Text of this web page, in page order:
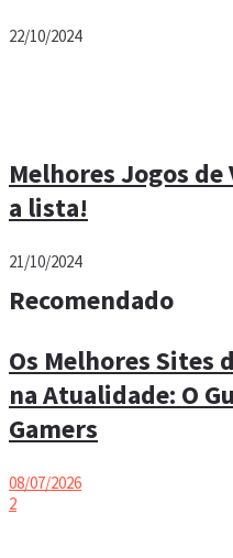
22/10/2024
Melhores Jogos
a lista!
21/10/2024
Recomendado
Os Melhores Sites
na Atualidade: O
Gamers
08/07/2026
2